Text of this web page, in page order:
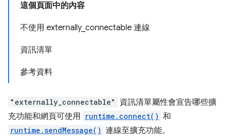
這個頁面中的內容
不使用 externally_connectable 連線
資訊清單
參考資料
"externally_connectable"
資訊清單屬性會宣告哪些擴
充功能和網頁可使用 runtime.connect() 和
runtime.sendMessage() 連線至擴充功能。